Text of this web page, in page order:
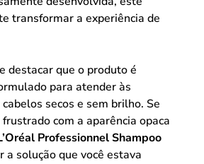
transformar a experiência de
destacar que o produto é
para atender às
secos e sem brilho. Se
com a aparência opaca
Professionnel Shampoo
a solução que você estava